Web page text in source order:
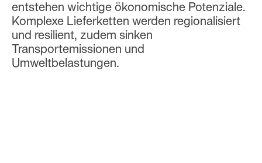
entstehen wichtige ökonomische Potenziale.
Komplexe Lieferketten werden regionalisiert
und resilient, zudem sinken
Transportemissionen und
Umweltbelastungen.